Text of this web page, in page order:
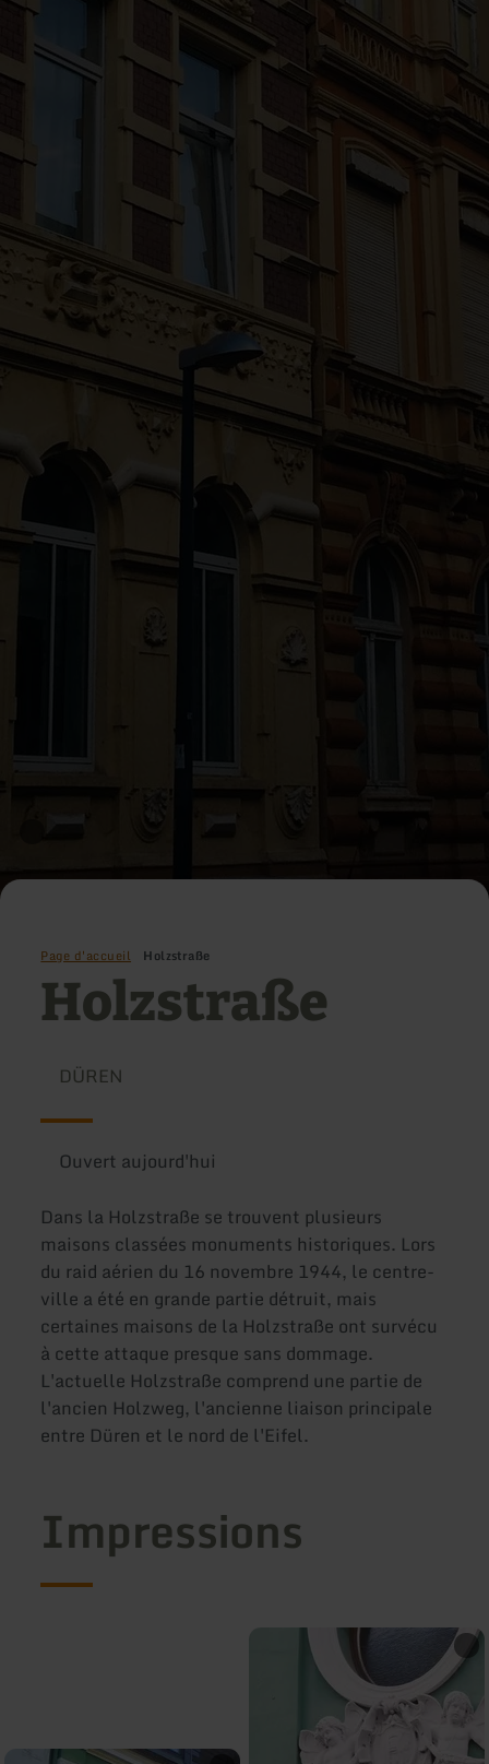
Page d'accueil Holzstraße
Holzstraße
DÜREN
Ouvert aujourd'hui
Dans la Holzstraße se trouvent plusieurs
maisons classées monuments historiques. Lors
du raid aérien du 16 novembre 1944, le centre-
ville a été en grande partie détruit, mais
certaines maisons de la Holzstraße ont survécu
à cette attaque presque sans dommage.
L'actuelle Holzstraße comprend une partie de
l'ancien Holzweg, l'ancienne liaison principale
entre Düren et le nord de l'Eifel.
Impressions